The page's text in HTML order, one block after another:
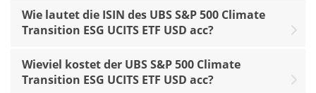
Wie lautet die ISIN des UBS S&P 500 Climate
Transition ESG UCITS ETF USD acc?
Wieviel kostet der UBS S&P 500 Climate
Transition ESG UCITS ETF USD acc?